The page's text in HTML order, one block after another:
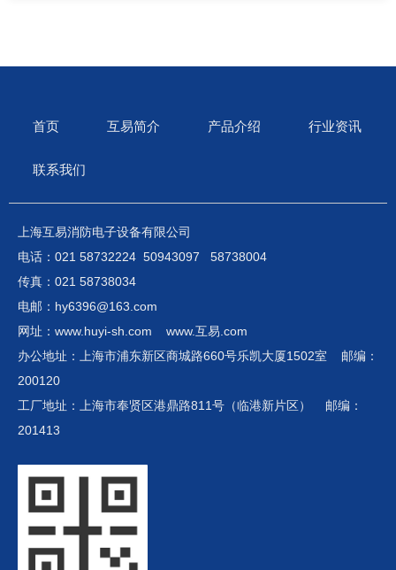
首页 互易简介 产品介绍 行业资讯
联系我们
上海互易消防电子设备有限公司
电话：021 58732224 50943097 58738004
传真：021 58738034
电邮：hy6396@163.com
网址：www.huyi-sh.com www.互易.com
办公地址：上海市浦东新区商城路660号乐凯大厦1502室 邮编：
200120
工厂地址：上海市奉贤区港鼎路811号（临港新片区） 邮编：
201413